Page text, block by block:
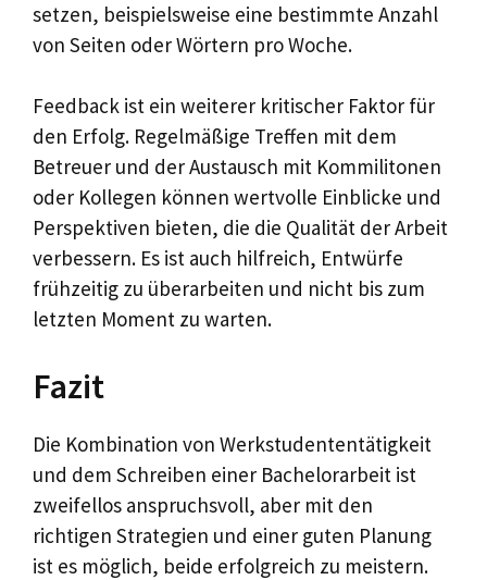
setzen, beispielsweise eine bestimmte Anzahl
von Seiten oder Wörtern pro Woche.
Feedback ist ein weiterer kritischer Faktor für
den Erfolg. Regelmäßige Treffen mit dem
Betreuer und der Austausch mit Kommilitonen
oder Kollegen können wertvolle Einblicke und
Perspektiven bieten, die die Qualität der Arbeit
verbessern. Es ist auch hilfreich, Entwürfe
frühzeitig zu überarbeiten und nicht bis zum
letzten Moment zu warten.
Fazit
Die Kombination von Werkstudententätigkeit
und dem Schreiben einer Bachelorarbeit ist
zweifellos anspruchsvoll, aber mit den
richtigen Strategien und einer guten Planung
ist es möglich, beide erfolgreich zu meistern.